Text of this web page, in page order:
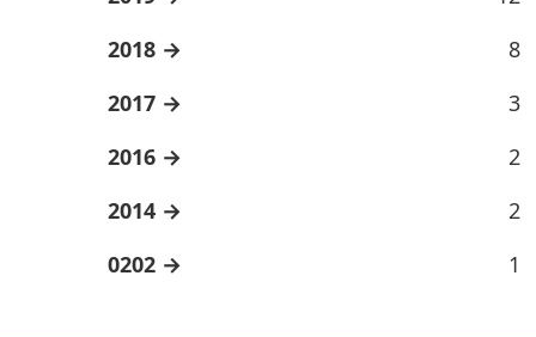
2018
8
2017
3
2016
2
2014
2
0202
1